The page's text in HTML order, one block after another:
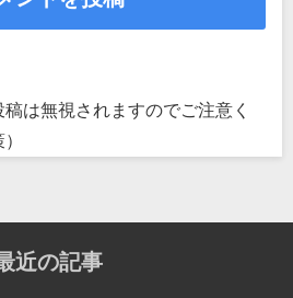
は無視されますのでご注意く
近の記事